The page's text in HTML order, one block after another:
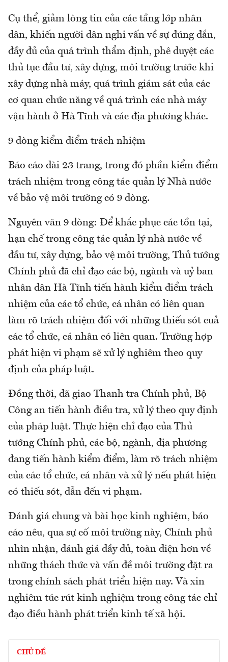
Cụ thể, giảm lòng tin của các tầng lớp nhân
dân, khiến người dân nghi vấn về sự đúng đắn,
đầy đủ của quá trình thẩm định, phê duyệt các
thủ tục đầu tư, xây dựng, môi trường trước khi
xây dựng nhà máy, quá trình giám sát của các
cơ quan chức năng về quá trình các nhà máy
vận hành ở Hà Tĩnh và các địa phương khác.
9 dòng kiểm điểm trách nhiệm
Báo cáo dài 23 trang, trong đó phần kiểm điểm
trách nhiệm trong công tác quản lý Nhà nước
về bảo vệ môi trường có 9 dòng.
Nguyên văn 9 dòng: Để khắc phục các tồn tại,
hạn chế trong công tác quản lý nhà nước về
đầu tư, xây dựng, bảo vệ môi trường, Thủ tướng
Chính phủ đã chỉ đạo các bộ, ngành và uỷ ban
nhân dân Hà Tĩnh tiến hành kiểm điểm trách
nhiệm của các tổ chức, cá nhân có liên quan
làm rõ trách nhiệm đối với những thiếu sót cuả
các tổ chức, cá nhân có liên quan. Trường hợp
phát hiện vi phạm sẽ xử lý nghiêm theo quy
định của pháp luật.
Đồng thời, đã giao Thanh tra Chính phủ, Bộ
Công an tiến hành điều tra, xử lý theo quy định
của pháp luật. Thực hiện chỉ đạo của Thủ
tướng Chính phủ, các bộ, ngành, địa phương
đang tiến hành kiểm điểm, làm rõ trách nhiệm
của các tổ chức, cá nhân và xử lý nếu phát hiện
có thiếu sót, dẫn đến vi phạm.
Đánh giá chung và bài học kinh nghiệm, báo
cáo nêu, qua sự cố môi trường này, Chính phủ
nhìn nhận, đánh giá đầy đủ, toàn diện hơn về
những thách thức và vấn đề môi trường đặt ra
trong chính sách phát triển hiện nay. Và xin
nghiêm túc rút kinh nghiệm trong công tác chỉ
đạo điều hành phát triển kinh tế xã hội.
CHỦ ĐỀ